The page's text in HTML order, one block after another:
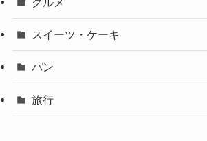
スイーツ・ケーキ
パン
旅行